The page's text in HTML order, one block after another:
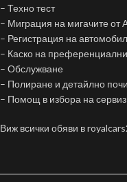
– Техно тест
– Миграция на мигачите от
– Регистрация на
– Каско на
– Обслужване
– Полиране и детайлно
– Помощ в избора на
Виж всички обяви в